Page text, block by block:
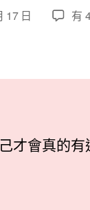
17 日
在
防
相
有
才會真的